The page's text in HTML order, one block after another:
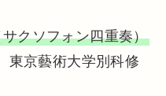
クソフォン四重奏）
京藝術大学別科修